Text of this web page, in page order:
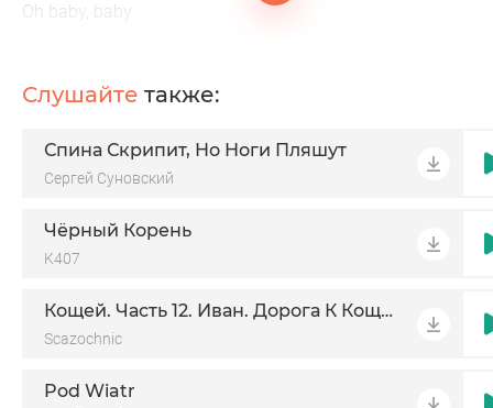
Oh baby, baby
Got lost in the game
Слушайте также:
Спина Скрипит, Но Ноги Пляшут
Сергей Суновский
Чёрный Корень
K407
Кощей. Часть 12. Иван. Дорога К Кощею
Scazochnic
Pod Wiatr